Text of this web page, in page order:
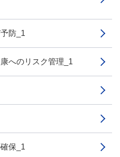
防_1
へのリスク管理_1
保_1